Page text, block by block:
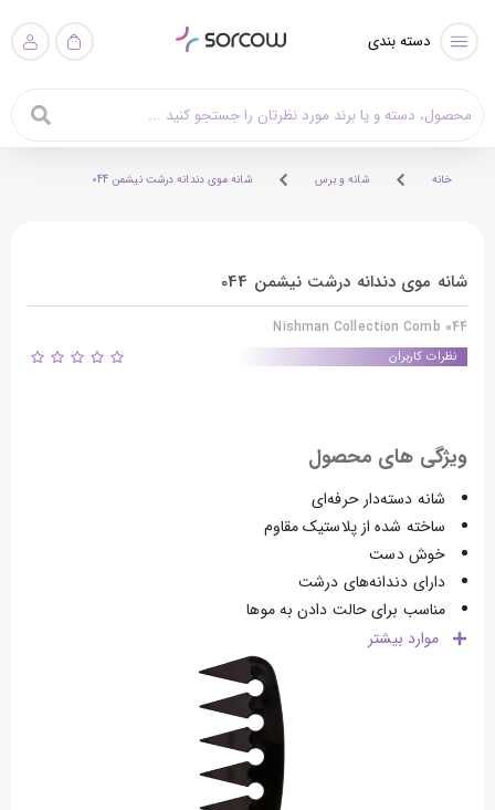
دسته بندی
خانه شانه و برس شانه موی دندانه درشت نیشمن 044
شانه موی دندانه درشت نیشمن 044
Nishman Collection Comb 044
نظرات کاربران
ویژگی های محصول
شانه دسته‌دار حرفه‌ای
ساخته شده از پلاستیک مقاوم
خوش دست
دارای دندانه‌های درشت
مناسب برای حالت دادن به موها
موارد بیشتر